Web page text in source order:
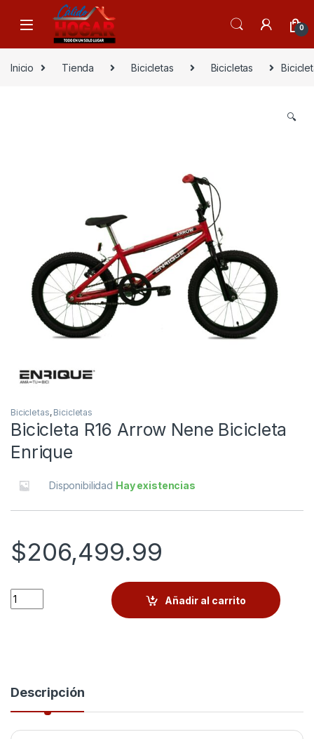
Skip to navigation
Skip to content
0
Inicio Tienda Bicicletas Bicicletas
🔍
Bicicletas, Bicicletas
Bicicleta R16 Arrow Nene Bicicleta
Enrique
Disponibilidad Hay existencias
$206,499.99
Quantity
Añadir al carrito
Descripción